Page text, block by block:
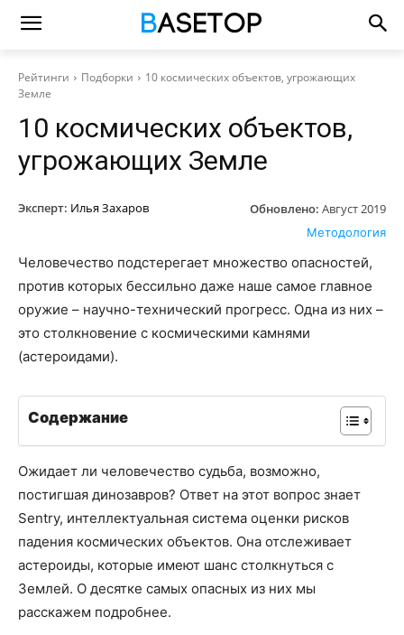
Рейтинги Подборки
10 космических объектов, угрожающих
Земле
10 космических объектов,
угрожающих Земле
Эксперт: Илья Захаров Обновлено: Август 2019
Методология
Человечество подстерегает множество опасностей,
против которых бессильно даже наше самое главное
оружие – научно-технический прогресс. Одна из них –
это столкновение с космическими камнями
(астероидами).
Содержание
Ожидает ли человечество судьба, возможно,
постигшая динозавров? Ответ на этот вопрос знает
Sentry, интеллектуальная система оценки рисков
падения космических объектов. Она отслеживает
астероиды, которые имеют шанс столкнуться с
Землей. О десятке самых опасных из них мы
расскажем подробнее.